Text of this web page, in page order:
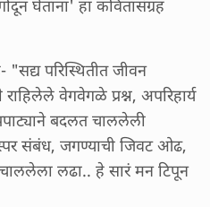
घेताना' हा कवितासंग्रह
परिस्थितीत जीवन
वेगवेगळे प्रश्न, अपरिहार्य
बदलत चाललेली
संबंध, जगण्याची जिवट ओढ,
चाललेला लढा.. हे सारं मन टिपून